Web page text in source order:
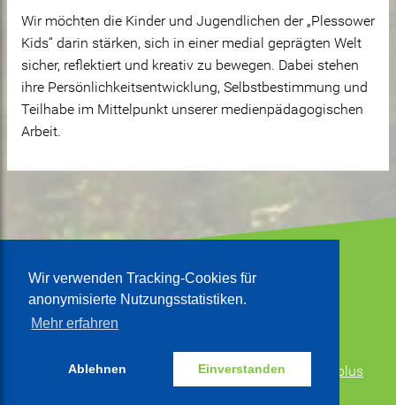
Wir verwenden Tracking-Cookies für
anonymisierte Nutzungsstatistiken.
Mehr erfahren
Ablehnen Einverstanden
Wir möchten die Kinder und Jugendlichen der „Plessower
Kids“ darin stärken, sich in einer medial geprägten Welt
sicher, reflektiert und kreativ zu bewegen. Dabei stehen
ihre Persönlichkeitsentwicklung, Selbstbestimmung und
Teilhabe im Mittelpunkt unserer medienpädagogischen
Arbeit.
Medienkonzept der Ev. Jugendhilfe Brandenburg plus